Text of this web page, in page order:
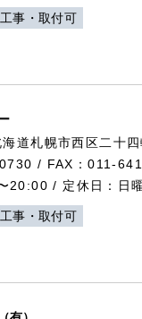
工事・取付可
道札幌市西区二十
/ FAX：011-
20:00 / 定休日：日
工事・取付可